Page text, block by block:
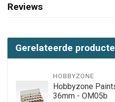
Reviews
Gerelateerde
HOBBYZONE
Hobbyzone
36mm - OM05b